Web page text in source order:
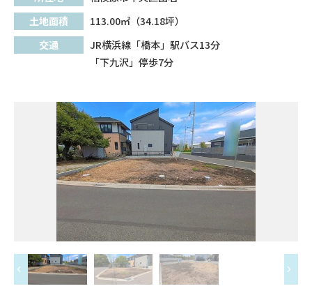
土地面積
113.00㎡（34.18坪）
交通
JR横浜線「橋本」駅バス13分
「下九沢」停歩7分